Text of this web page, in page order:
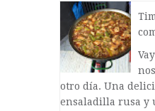
otro día. Una
ensaladilla rusa y